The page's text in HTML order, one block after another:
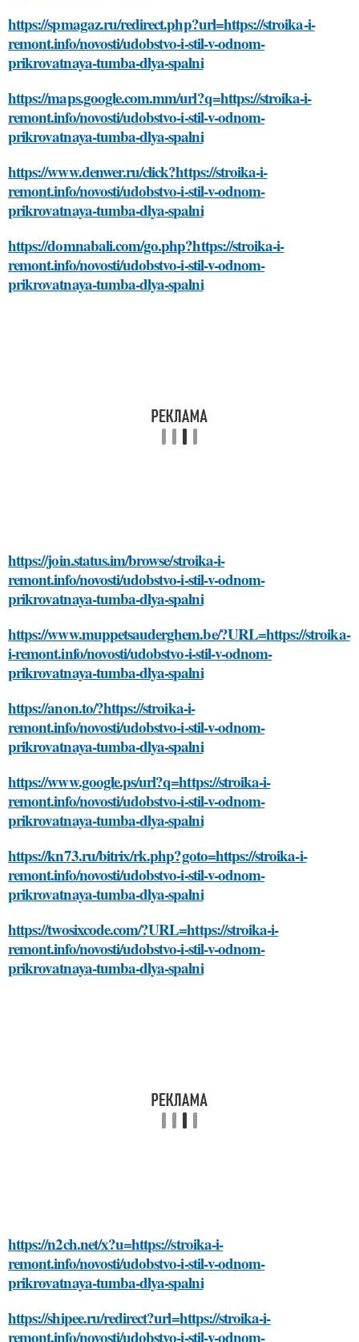
https://spmagaz.ru/redirect.php?url=https://stroika-i-
remont.info/novosti/udobstvo-i-stil-v-odnom-
prikrovatnaya-tumba-dlya-spalni
https://maps.google.com.mm/url?q=https://stroika-i-
remont.info/novosti/udobstvo-i-stil-v-odnom-
prikrovatnaya-tumba-dlya-spalni
https://www.denwer.ru/click?https://stroika-i-
remont.info/novosti/udobstvo-i-stil-v-odnom-
prikrovatnaya-tumba-dlya-spalni
https://domnabali.com/go.php?https://stroika-i-
remont.info/novosti/udobstvo-i-stil-v-odnom-
prikrovatnaya-tumba-dlya-spalni
https://join.status.im/browse/stroika-i-
remont.info/novosti/udobstvo-i-stil-v-odnom-
prikrovatnaya-tumba-dlya-spalni
https://www.muppetsauderghem.be/?URL=https://stroika-
i-remont.info/novosti/udobstvo-i-stil-v-odnom-
prikrovatnaya-tumba-dlya-spalni
https://anon.to/?https://stroika-i-
remont.info/novosti/udobstvo-i-stil-v-odnom-
prikrovatnaya-tumba-dlya-spalni
https://www.google.ps/url?q=https://stroika-i-
remont.info/novosti/udobstvo-i-stil-v-odnom-
prikrovatnaya-tumba-dlya-spalni
https://kn73.ru/bitrix/rk.php?goto=https://stroika-i-
remont.info/novosti/udobstvo-i-stil-v-odnom-
prikrovatnaya-tumba-dlya-spalni
https://twosixcode.com/?URL=https://stroika-i-
remont.info/novosti/udobstvo-i-stil-v-odnom-
prikrovatnaya-tumba-dlya-spalni
https://n2ch.net/x?u=https://stroika-i-
remont.info/novosti/udobstvo-i-stil-v-odnom-
prikrovatnaya-tumba-dlya-spalni
https://shipee.ru/redirect?url=https://stroika-i-
remont.info/novosti/udobstvo-i-stil-v-odnom-